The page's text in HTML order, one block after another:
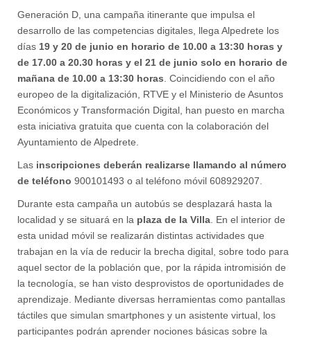
Generación D, una campaña itinerante que impulsa el
desarrollo de las competencias digitales, llega Alpedrete los
días 19 y 20 de junio en horario de 10.00 a 13:30 horas y
de 17.00 a 20.30 horas y el 21 de junio solo en horario de
mañana de 10.00 a 13:30 horas . Coincidiendo con el año
europeo de la digitalización, RTVE y el Ministerio de Asuntos
Económicos y Transformación Digital, han puesto en marcha
esta iniciativa gratuita que cuenta con la colaboración del
Ayuntamiento de Alpedrete.
Las inscripciones deberán realizarse llamando al número
de teléfono 900101493 o al teléfono móvil 608929207.
Durante esta campaña un autobús se desplazará hasta la
localidad y se situará en la plaza de la Villa . En el interior de
esta unidad móvil se realizarán distintas actividades que
trabajan en la vía de reducir la brecha digital, sobre todo para
aquel sector de la población que, por la rápida intromisión de
la tecnología, se han visto desprovistos de oportunidades de
aprendizaje. Mediante diversas herramientas como pantallas
táctiles que simulan smartphones y un asistente virtual, los
participantes podrán aprender nociones básicas sobre la